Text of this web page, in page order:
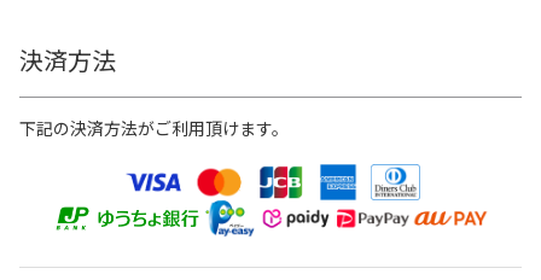
決済方法
下記の決済方法がご利用頂けます。